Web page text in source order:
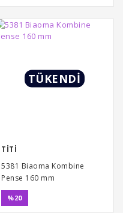
TÜKENDİ
TİTİ
5381 Biaoma Kombine
Pense 160 mm
%20